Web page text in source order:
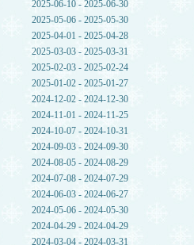
2025-06-10 - 2025-06-30
2025-05-06 - 2025-05-30
2025-04-01 - 2025-04-28
2025-03-03 - 2025-03-31
2025-02-03 - 2025-02-24
2025-01-02 - 2025-01-27
2024-12-02 - 2024-12-30
2024-11-01 - 2024-11-25
2024-10-07 - 2024-10-31
2024-09-03 - 2024-09-30
2024-08-05 - 2024-08-29
2024-07-08 - 2024-07-29
2024-06-03 - 2024-06-27
2024-05-06 - 2024-05-30
2024-04-29 - 2024-04-29
2024-03-04 - 2024-03-31